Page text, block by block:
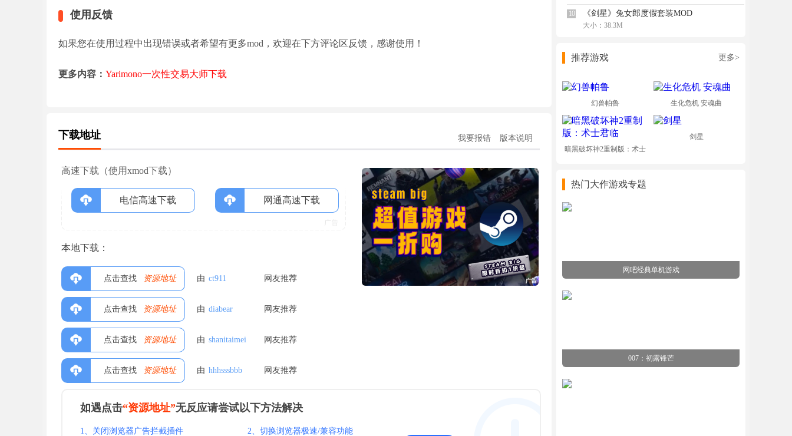
使用反馈
如果您在使用过程中出现错误或者希望有更多mod，欢迎在下方评论区反馈，感谢使用！
更多内容： Yarimono一次性交易大师下载
下载地址 我要报错 版本说明
高速下载（使用xmod下载）
电信高速下载 网通高速下载
本地下载：
点击查找 资源地址 由 ct911 网友推荐
点击查找 资源地址 由 diabear 网友推荐
点击查找 资源地址 由 shanitaimei 网友推荐
点击查找 资源地址 由 hhhsssbbb 网友推荐
如遇点击“资源地址”无反应请尝试以下方法解决
1、关闭浏览器广告拦截插件
2、切换浏览器极速/兼容功能
10 《剑星》兔女郎度假套装MOD
大小：38.3M
推荐游戏 更多>
幻兽帕鲁 生化危机 安魂曲
暗黑破坏神2重制版：术士
剑星
热门大作游戏专题
网吧经典单机游戏
007：初露锋芒